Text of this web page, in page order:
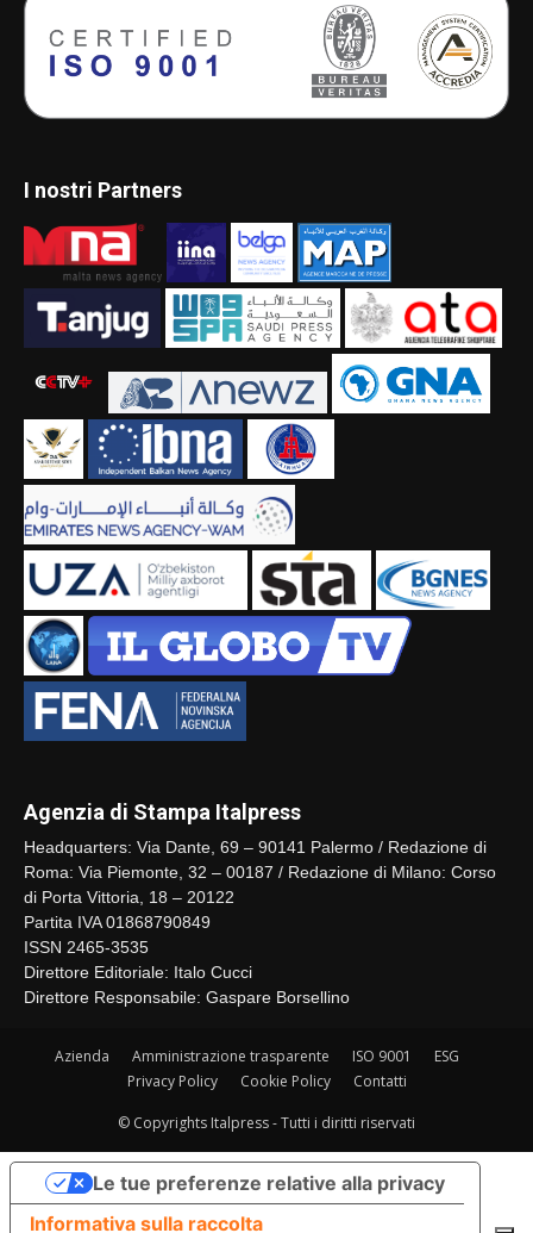
I nostri Partners
Agenzia di Stampa Italpress
Headquarters: Via Dante, 69 – 90141 Palermo / Redazione di
Roma: Via Piemonte, 32 – 00187 / Redazione di Milano: Corso
di Porta Vittoria, 18 – 20122
Partita IVA 01868790849
ISSN 2465-3535
Direttore Editoriale: Italo Cucci
Direttore Responsabile: Gaspare Borsellino
Azienda Amministrazione trasparente ISO 9001
ESG
Privacy Policy
Cookie Policy Contatti
© Copyrights Italpress - Tutti i diritti riservati
Informativa sulla raccolta
Le tue preferenze relative alla privacy